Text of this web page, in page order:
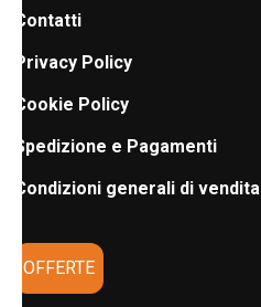
Contatti
Privacy Policy
Cookie Policy
Spedizione e Pagamenti
Condizioni generali di vendita
OFFERTE